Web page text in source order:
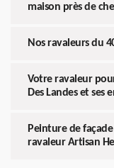
maison près de
Nos ravaleurs du
Votre ravaleur
Des Landes et ses
Peinture de
ravaleur Artisan